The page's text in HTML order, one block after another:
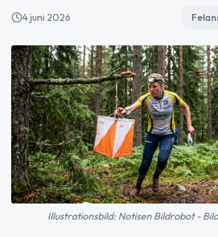
4 juni 2026
Illustrationsbild: Notisen Bildrobot -